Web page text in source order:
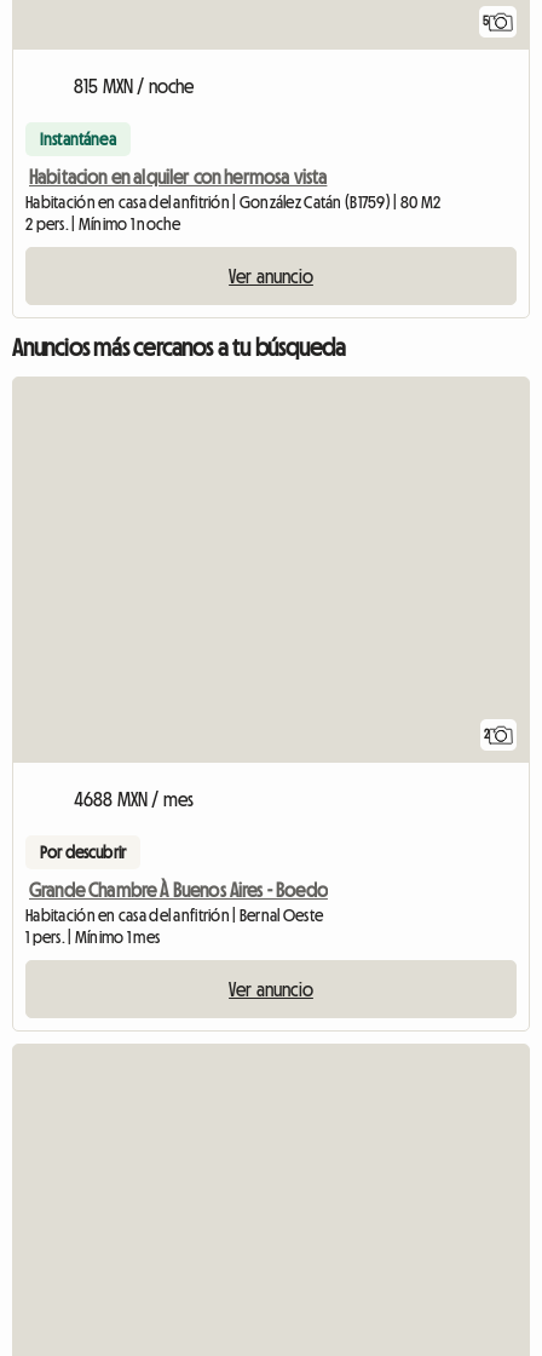
5
815 MXN / noche
Instantánea
Habitacion en alquiler con hermosa vista
Habitación en casa del anfitrión | González Catán (B1759) | 80 M2
2 pers. | Mínimo 1 noche
Ver anuncio
Anuncios más cercanos a tu búsqueda
2
4688 MXN / mes
Por descubrir
Grande Chambre À Buenos Aires - Boedo
Habitación en casa del anfitrión | Bernal Oeste
1 pers. | Mínimo 1 mes
Ver anuncio